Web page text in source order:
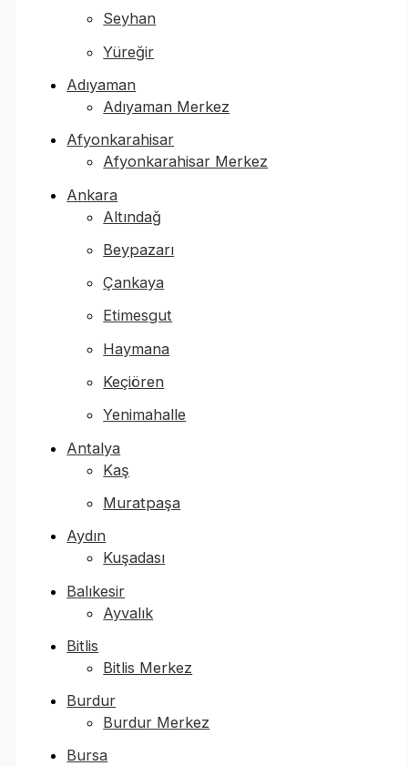
Seyhan
Yüreğir
Adıyaman
Adıyaman Merkez
Afyonkarahisar
Afyonkarahisar Merkez
Ankara
Altındağ
Beypazarı
Çankaya
Etimesgut
Haymana
Keçiören
Yenimahalle
Antalya
Kaş
Muratpaşa
Aydın
Kuşadası
Balıkesir
Ayvalık
Bitlis
Bitlis Merkez
Burdur
Burdur Merkez
Bursa